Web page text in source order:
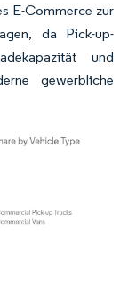
E-Commerce zur
da Pick-up-
und
gewerbliche